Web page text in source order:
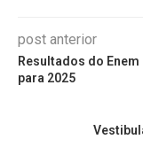
post anterior
Resultados do
para 2025